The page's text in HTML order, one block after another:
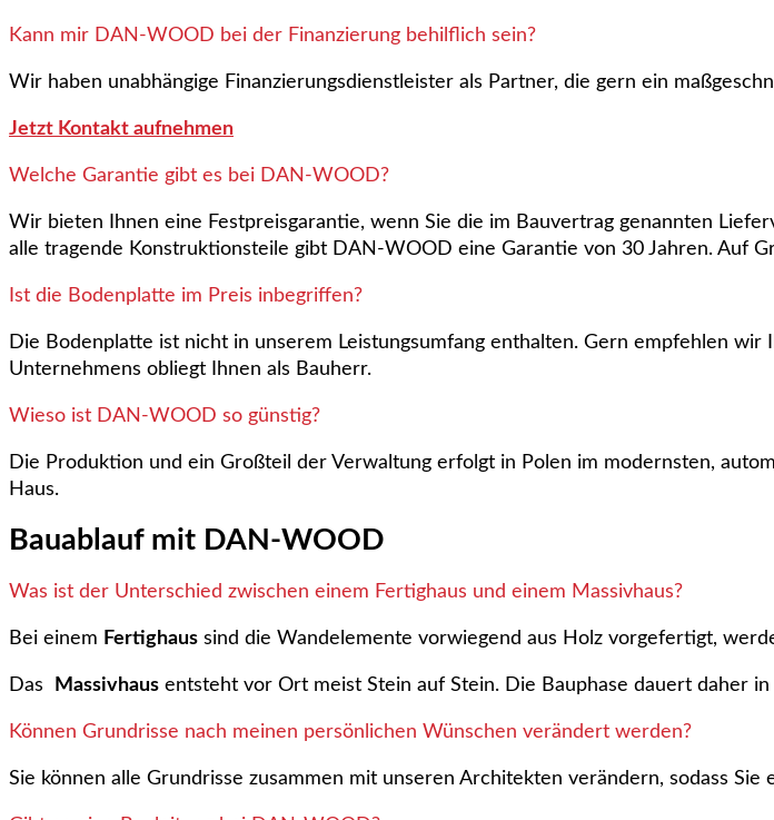
Kann mir DAN-WOOD bei der Finanzierung behilflich sein?
Wir haben unabhängige Finanzierungsdienstleister als Partner, die gern ein
Jetzt Kontakt aufnehmen
Welche Garantie gibt es bei DAN-WOOD?
Wir bieten Ihnen eine Festpreisgarantie, wenn Sie die im Bauvertrag genannten
alle tragende Konstruktionsteile gibt DAN-WOOD eine Garantie von 30 Jahren. Auf
Ist die Bodenplatte im Preis inbegriffen?
Die Bodenplatte ist nicht in unserem Leistungsumfang enthalten. Gern empfehlen wir
Unternehmens obliegt Ihnen als Bauherr.
Wieso ist DAN-WOOD so günstig?
Die Produktion und ein Großteil der Verwaltung erfolgt in Polen im modernsten,
Haus.
Bauablauf mit DAN-WOOD
Was ist der Unterschied zwischen einem Fertighaus und einem Massivhaus?
Bei einem Fertighaus sind die Wandelemente vorwiegend aus Holz vorgefertigt,
Das Massivhaus entsteht vor Ort meist Stein auf Stein. Die Bauphase dauert daher
Können Grundrisse nach meinen persönlichen Wünschen verändert werden?
Sie können alle Grundrisse zusammen mit unseren Architekten verändern, sodass